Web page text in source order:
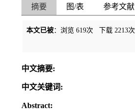
摘要 图/表 参考文献
本文已被：浏览 619次 下载 2213次
中文摘要:
中文关键词:
Abstract: